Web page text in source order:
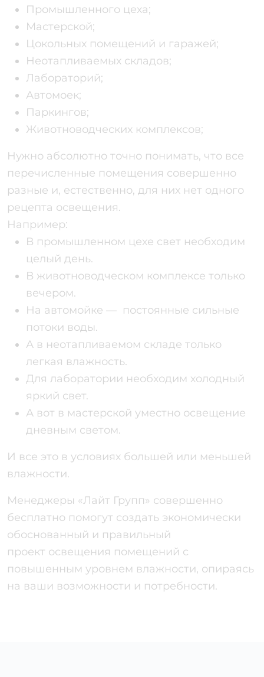
Промышленного цеха;
Мастерской;
Цокольных помещений и гаражей;
Неотапливаемых складов;
Лабораторий;
Автомоек;
Паркингов;
Животноводческих комплексов;
Нужно абсолютно точно понимать, что все
перечисленные помещения совершенно
разные и, естественно, для них нет одного
рецепта освещения.
Например:
В промышленном цехе свет необходим
целый день.
В животноводческом комплексе только
вечером.
На автомойке — постоянные сильные
потоки воды.
А в неотапливаемом складе только
легкая влажность.
Для лаборатории необходим холодный
яркий свет.
А вот в мастерской уместно освещение
дневным светом.
И все это в условиях большей или меньшей
влажности.
Менеджеры «Лайт Групп» совершенно
бесплатно помогут создать экономически
обоснованный и правильный
проект освещения помещений с
повышенным уровнем влажности, опираясь
на ваши возможности и потребности.